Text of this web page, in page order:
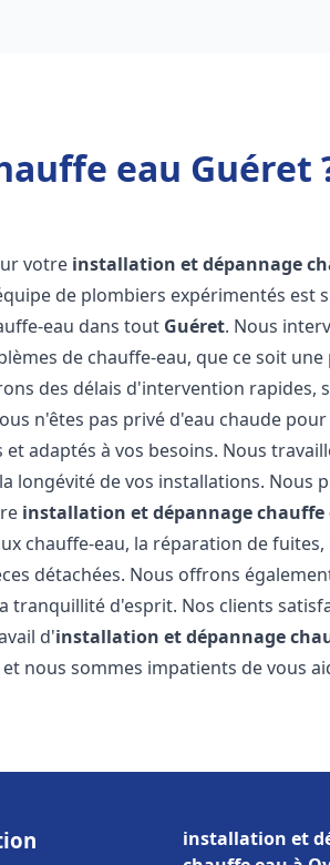
eau Guéret
votre installation et dépannage
de plombiers expérimentés est
eau dans tout Guéret. Nous
de chauffe-eau, que ce soit
des délais d'intervention rapides,
n'êtes pas privé d'eau chaude
adaptés à vos besoins. Nous
longévité de vos installations. Nous
installation et dépannage chauffe
chauffe-eau, la réparation de fuites,
détachées. Nous offrons
tranquillité d'esprit. Nos clients
d'installation et dépannage
nous sommes impatients de vous
installation et